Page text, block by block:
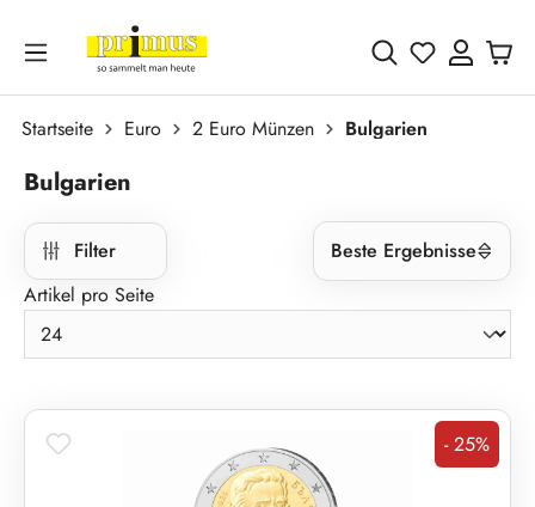
Zum Hauptinhalt springen
Du hast 0
Startseite Euro 2 Euro Münzen Bulgarien
Bulgarien
Filter
Beste Ergebnisse
Artikel pro Seite
Rabatt
- 25%